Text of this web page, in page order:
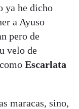
ya he dicho
a Ayuso
pero de
velo de
Escarlata
maracas, sino,